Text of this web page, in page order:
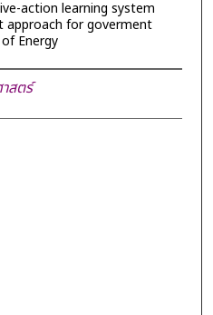
action learning system
approach for goverment
Energy
สตร์